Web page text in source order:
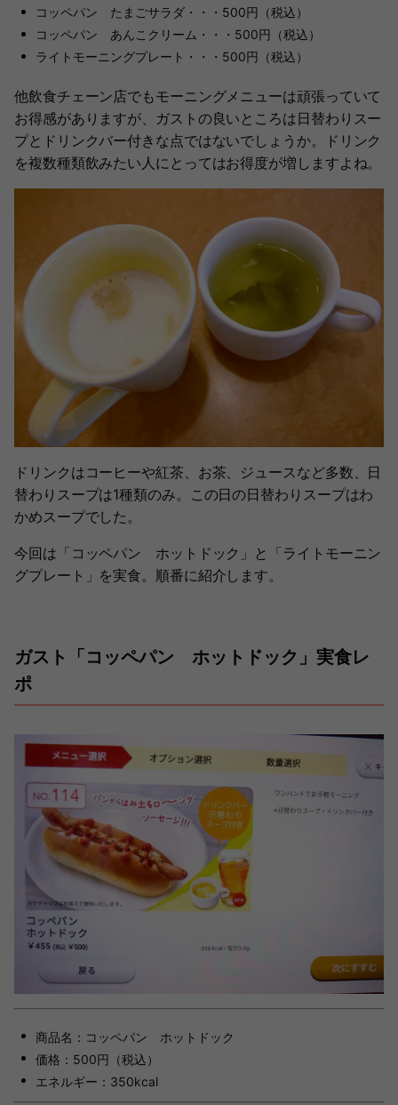
コッペパン たまごサラダ・・・500円（税込）
コッペパン あんこクリーム・・・500円（税込）
ライトモーニングプレート・・・500円（税込）
他飲食チェーン店でもモーニングメニューは頑張っていて
お得感がありますが、ガストの良いところは日替わりスー
プとドリンクバー付きな点ではないでしょうか。ドリンク
を複数種類飲みたい人にとってはお得度が増しますよね。
ドリンクはコーヒーや紅茶、お茶、ジュースなど多数、日
替わりスープは1種類のみ。この日の日替わりスープはわ
かめスープでした。
今回は「コッペパン ホットドック」と「ライトモーニン
グプレート」を実食。順番に紹介します。
ガスト「コッペパン ホットドック」実食レ
ポ
商品名：コッペパン ホットドック
価格：500円（税込）
エネルギー：350kcal